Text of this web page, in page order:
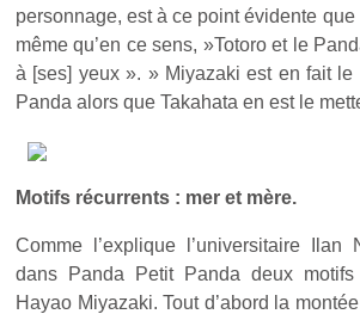
personnage, est à ce point évidente
même qu’en ce sens, »Totoro et le
à [ses] yeux ». » Miyazaki est en fait
Panda alors que Takahata en est le
Motifs récurrents : mer et mère.
Comme l’explique l’universitaire
dans Panda Petit Panda deux
Hayao Miyazaki. Tout d’abord la
activité
apprentissage…